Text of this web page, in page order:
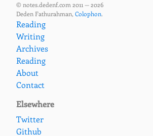
© notes.dedenf.com 2011 — 2026
Deden Fathurahman, Colophon.
Reading
Writing
Archives
Reading
About
Contact
Elsewhere
Twitter
Github